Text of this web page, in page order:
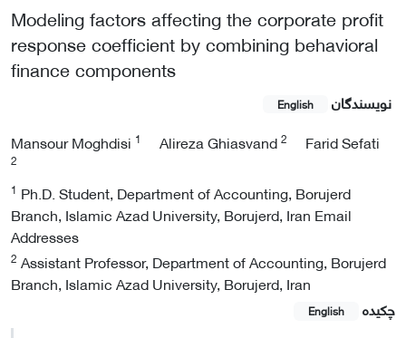
Modeling factors affecting the corporate profit
response coefficient by combining behavioral
finance components
نویسندگان English
Mansour Moghdisi 1 Alireza Ghiasvand2 Farid Sefati
2
1 Ph.D. Student, Department of Accounting, Borujerd
Branch, Islamic Azad University, Borujerd, Iran Email
Addresses
2 Assistant Professor, Department of Accounting, Borujerd
Branch, Islamic Azad University, Borujerd, Iran
چکیده
English